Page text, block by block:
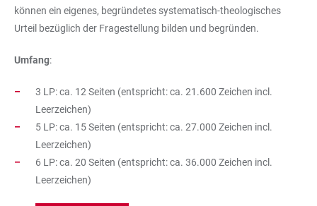
können ein eigenes, begründetes systematisch-theologisches
Urteil bezüglich der Fragestellung bilden und begründen.
Umfang:
3 LP: ca. 12 Seiten (entspricht: ca. 21.600 Zeichen incl.
Leerzeichen)
5 LP: ca. 15 Seiten (entspricht: ca. 27.000 Zeichen incl.
Leerzeichen)
6 LP: ca. 20 Seiten (entspricht: ca. 36.000 Zeichen incl.
Leerzeichen)